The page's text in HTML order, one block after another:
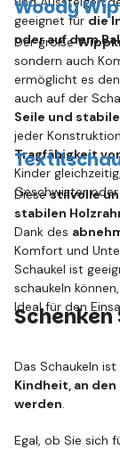
geeignet für die
oder auf dem
Woody
Der große
sondern auch
ermöglicht es
auch auf der
Seile und
jeder
Tragfähigkeit
Kinder
Geschwister oder
Diesestilvolle
stabilen
Dank des
Komfort und
Schaukel ist
schaukeln
Ideal für den
Schenken
Das Schaukeln
Kindheit, an
werden.
Egal, ob Sie sich